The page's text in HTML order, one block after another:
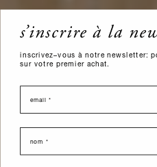
s’inscrire à la
inscrivez–vous à notre newsletter:
sur votre premier achat.
email
nome